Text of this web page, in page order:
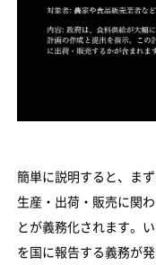
簡単に説明すると、ま
生産・出荷・販売に関
とが義務化されます。
を国に報告する義務が